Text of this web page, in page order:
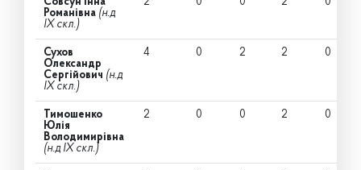
Романівна (н.д
IX скл.)
Сухов
Олександр
Сергійович (н.д
IX скл.)
4 0 2 2 0
Тимошенко
Юлія
Володимирівна
(н.д IX скл.)
2 0 0 2 0